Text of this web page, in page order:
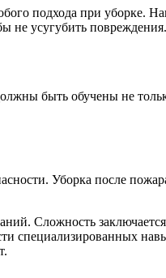
подхода при уборке.
не усугубить повреждения.
быть обучены не
Уборка после
Сложность
специализированных